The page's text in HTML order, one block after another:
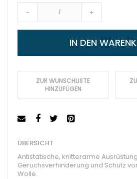
- +
IN DEN
ZUR WUNSCHLISTE
HINZUFÜGEN
ÜBERSICHT
Antistatische, knitterarme
Geruchsverhinderung und Schutz
Wolle.